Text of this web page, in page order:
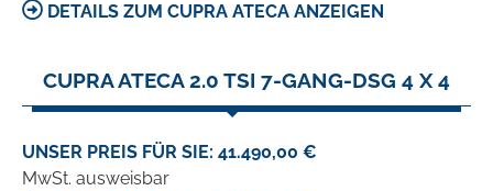
DETAILS ZUM CUPRA ATECA ANZEIGEN
CUPRA ATECA 2.0 TSI 7-GANG-DSG 4 X 4
UNSER PREIS FÜR SIE: 41.490,00 €
MwSt. ausweisbar